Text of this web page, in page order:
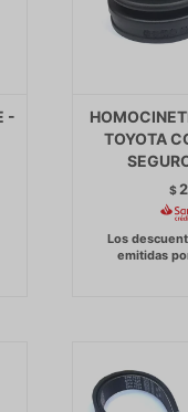
-
TOYOTA
$